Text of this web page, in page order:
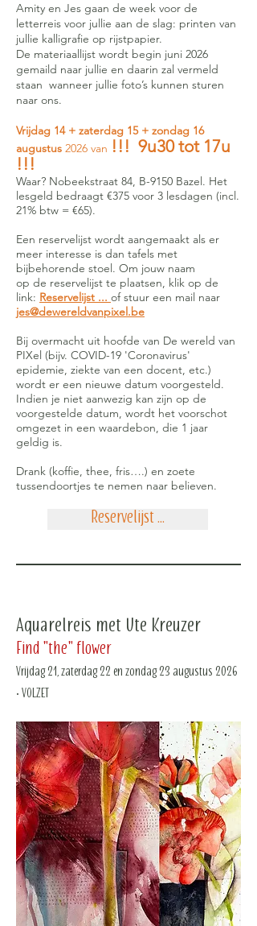
Amity en Jes gaan de week voor de
letterreis voor jullie aan de slag: printen van
jullie kalligrafie op rijstpapier.
De materiaallijst wordt begin juni 2026
gemaild naar jullie en daarin zal vermeld
staan wanneer jullie foto’s kunnen sturen
naar ons.
Vrijdag 14 + zaterdag 15 + zondag 16
augustus 2026 van !!! 9u30 tot 17u
!!!
Waar? Nobeekstraat 84, B-9150 Bazel. Het
lesgeld bedraagt €375 voor 3 lesdagen (incl.
21% btw = €65).
Een reservelijst wordt aangemaakt als er
meer interesse is dan tafels met
bijbehorende stoel. Om jouw naam
op de reservelijst te plaatsen, klik op de
link: Reservelijst ... of stuur een mail naar
jes@dewereldvanpixel.be
Bij overmacht uit hoofde van De wereld van
PIXel (bijv. COVID-19 'Coronavirus'
epidemie, ziekte van een docent, etc.)
wordt er een nieuwe datum voorgesteld.
Indien je niet aanwezig kan zijn op de
voorgestelde datum, wordt het voorschot
omgezet in een waardebon, die 1 jaar
geldig is.
Drank (koffie, thee, fris….) en zoete
tussendoortjes te nemen naar believen.
Reservelijst ...
Aquarelreis met Ute Kreuzer
Find "the" flower
Vrijdag 21, zaterdag 22 en zondag 23 augustus 2026
• VOLZET